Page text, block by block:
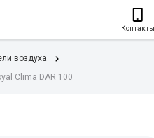
Контакты
воздуха
Clima DAR 100